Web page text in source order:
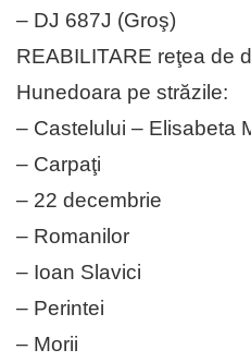
– DJ 687J (Groş)
REABILITARE reţea de
Hunedoara pe străzile:
– Castelului – Elisabeta
– Carpaţi
– 22 decembrie
– Romanilor
– Ioan Slavici
– Perintei
– Morii